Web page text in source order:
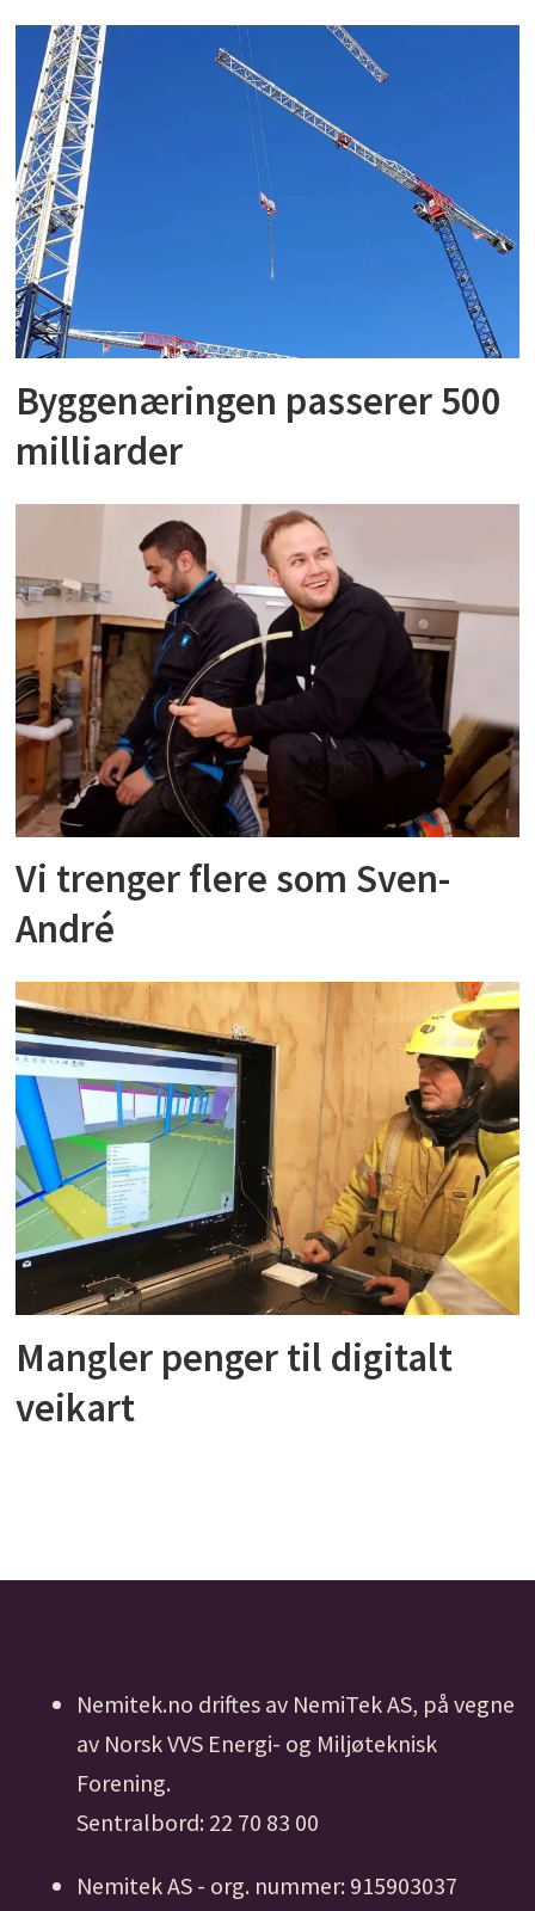
Byggenæringen passerer 500
milliarder
Vi trenger flere som Sven-
André
Mangler penger til digitalt
veikart
Nemitek.no driftes av NemiTek AS, på vegne
av Norsk VVS Energi- og Miljøteknisk
Forening.
Sentralbord: 22 70 83 00
Nemitek AS - org. nummer: 915903037